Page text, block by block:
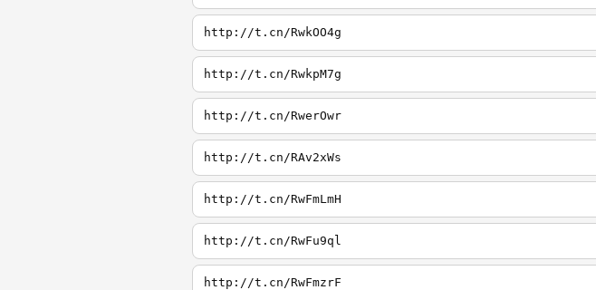
http://t.cn/RwkOO4g
http://t.cn/RwkpM7g
http://t.cn/RwerOwr
http://t.cn/RAv2xWs
http://t.cn/RwFmLmH
http://t.cn/RwFu9ql
http://t.cn/RwFmzrF